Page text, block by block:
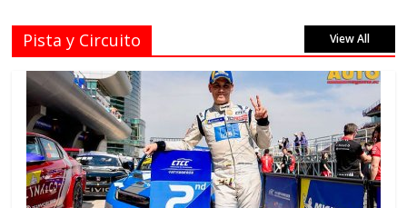
Pista y Circuito View All